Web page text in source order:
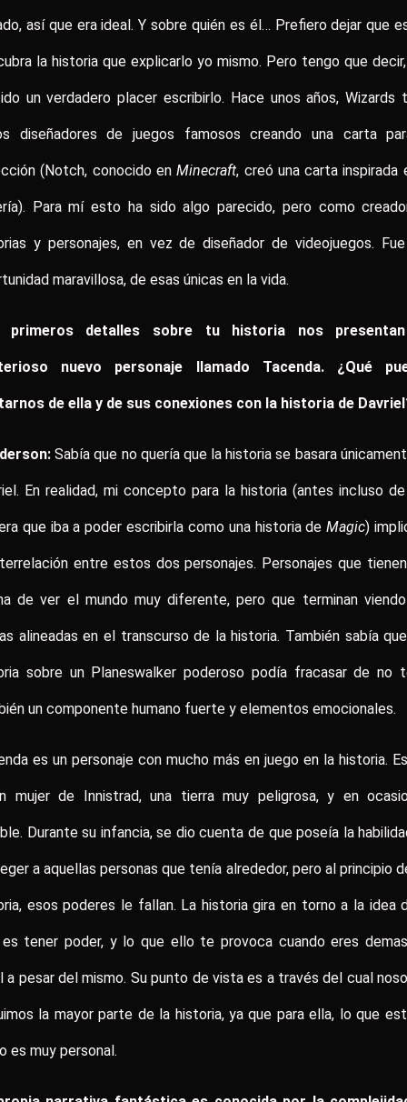
así que era ideal. Y sobre quién es él… Prefiero dejar que
la historia que explicarlo yo mismo. Pero tengo que
un verdadero placer escribirlo. Hace unos años, Wizards
diseñadores de juegos famosos creando una carta
(Notch, conocido enMinecraft, creó una carta inspirada
Para mí esto ha sido algo parecido, pero como
y personajes, en vez de diseñador de videojuegos.
maravillosa, de esas únicas en la vida.
primeros detalles sobre tu historia nos
nuevo personaje llamado Tacenda. ¿Qué
de ella y de sus conexiones con la historia de
Sabía que no quería que la historia se basara
En realidad, mi concepto para la historia (antes incluso
que iba a poder escribirla como una historia deMagic)
entre estos dos personajes. Personajes que
de ver el mundo muy diferente, pero que terminan
alineadas en el transcurso de la historia. También sabía
sobre un Planeswalker poderoso podía fracasar de no
un componente humano fuerte y elementos emocionales.
es un personaje con mucho más en juego en la historia.
mujer de Innistrad, una tierra muy peligrosa, y en
Durante su infancia, se dio cuenta de que poseía la
a aquellas personas que tenía alrededor, pero al principio
esos poderes le fallan. La historia gira en torno a la idea
tener poder, y lo que ello te provoca cuando eres
a pesar del mismo. Su punto de vista es a través del cual
la mayor parte de la historia, ya que para ella, lo que
es muy personal.